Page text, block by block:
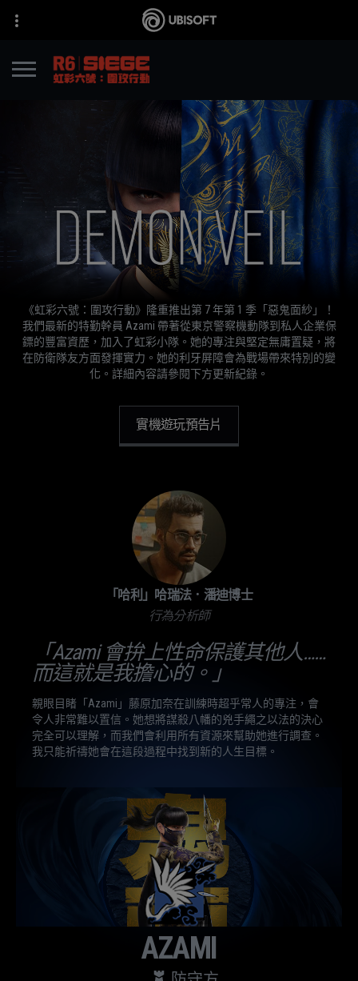
《虹彩六號：圍攻行動》隆重推出第 7 年第 1 季「惡鬼面紗」！
我們最新的特勤幹員 Azami 帶著從東京警察機動隊到私人企業保
鏢的豐富資歷，加入了虹彩小隊。她的專注與堅定無庸置疑，將
在防衛隊友方面發揮實力。她的利牙屏障會為戰場帶來特別的變
化。詳細內容請參閱下方更新紀錄。
實機遊玩預告片
「哈利」哈瑞法．潘迪博士
行為分析師
「Azami 會拚上性命保護其他人……
而這就是我擔心的。」
親眼目睹「Azami」藤原加奈在訓練時超乎常人的專注，會
令人非常難以置信。她想將謀殺八幡的兇手繩之以法的決心
完全可以理解，而我們會利用所有資源來幫助她進行調查。
我只能祈禱她會在這段過程中找到新的人生目標。
AZAMI